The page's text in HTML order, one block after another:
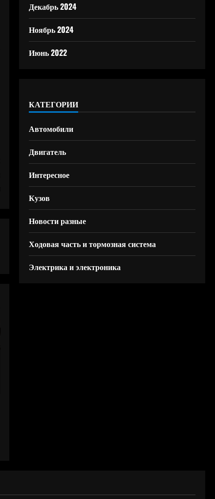
Декабрь 2024
Ноябрь 2024
Июнь 2022
КАТЕГОРИИ
Автомобили
Двигатель
Интересное
Кузов
Новости разные
Ходовая часть и тормозная система
Электрика и электроника